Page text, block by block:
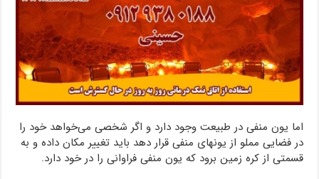
اما یون منفی در طبیعت وجود دارد و اگر شخصی می‌خواهد خود را
در فضایی مملو از یونهای منفی قرار دهد باید تغییر مکان داده و به
قسمتی از کره زمین برود که یون منفی فراوانی را در خود دارد.